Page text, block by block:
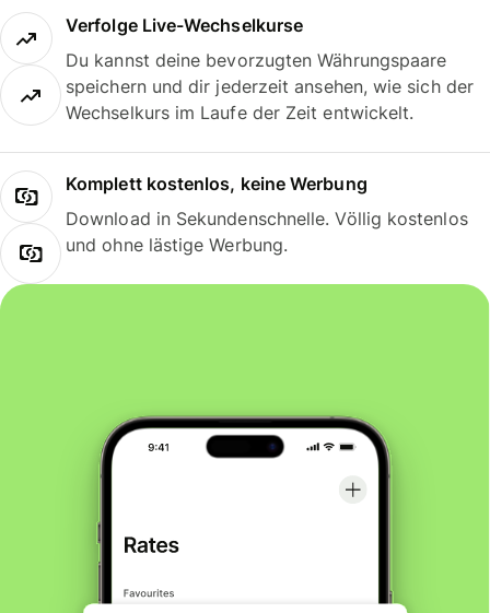
Verfolge Live-Wechselkurse
Du kannst deine bevorzugten Währungspaare
speichern und dir jederzeit ansehen, wie sich der
Wechselkurs im Laufe der Zeit entwickelt.
Komplett kostenlos, keine Werbung
Download in Sekundenschnelle. Völlig kostenlos
und ohne lästige Werbung.